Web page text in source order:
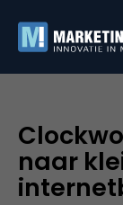
naar